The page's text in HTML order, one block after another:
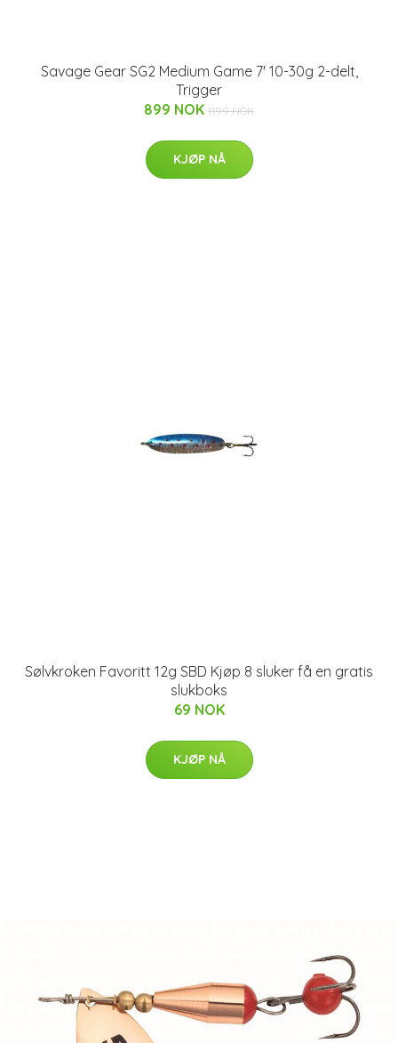
Savage Gear SG2 Medium Game 7' 10-30g 2-delt,
Trigger
899 NOK 1199 NOK
KJØP NÅ
Sølvkroken Favoritt 12g SBD Kjøp 8 sluker få en gratis
slukboks
69 NOK
KJØP NÅ